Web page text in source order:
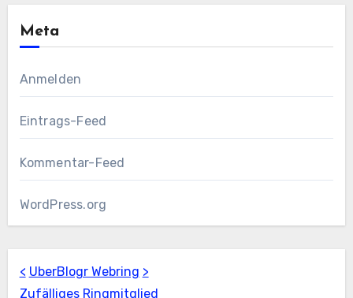
Meta
Anmelden
Eintrags-Feed
Kommentar-Feed
WordPress.org
< UberBlogr Webring >
Zufälliges Ringmitglied